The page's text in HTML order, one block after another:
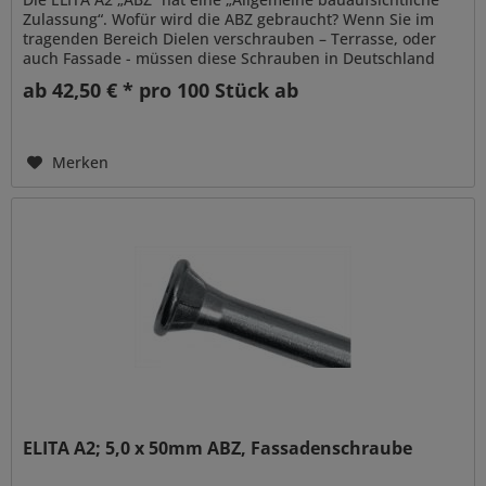
Zulassung“. Wofür wird die ABZ gebraucht? Wenn Sie im
tragenden Bereich Dielen verschrauben – Terrasse, oder
auch Fassade - müssen diese Schrauben in Deutschland
eine allgemeine,...
ab 42,50 € * pro 100 Stück ab
Merken
ELITA A2; 5,0 x 50mm ABZ, Fassadenschraube